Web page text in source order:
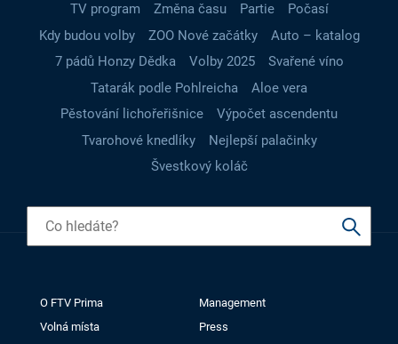
TV program
Změna času Partie
Počasí
Kdy budou volby
ZOO Nové začátky
Auto – katalog
7 pádů Honzy Dědka
Volby 2025
Svařené víno
Tatarák podle Pohlreicha
Aloe vera
Pěstování lichořeřišnice
Výpočet ascendentu
Tvarohové knedlíky
Nejlepší palačinky
Švestkový koláč
O FTV Prima
Management
Volná místa
Press